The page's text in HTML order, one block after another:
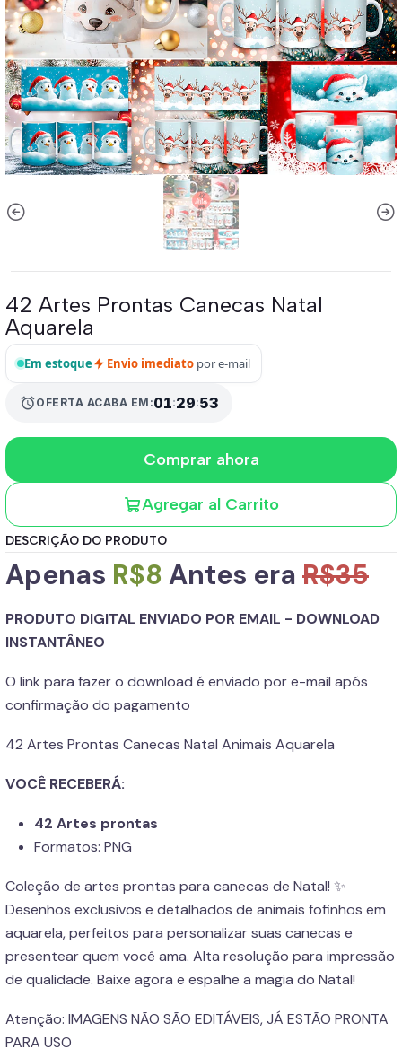
42 Artes Prontas Canecas Natal
Aquarela
Em estoque Envio imediato por e-mail
alarmOFERTA ACABA EM:01:29:52
Agregar al Carrito
Comprar ahora
DESCRIÇÃO DO PRODUTO
Apenas R$8 Antes era R$35
PRODUTO DIGITAL ENVIADO POR EMAIL - DOWNLOAD
INSTANTÂNEO
O link para fazer o download é enviado por e-mail após
confirmação do pagamento
42 Artes Prontas Canecas Natal Animais Aquarela
VOCÊ RECEBERÁ:
42 Artes prontas
Formatos: PNG
Coleção de artes prontas para canecas de Natal! ✨
Desenhos exclusivos e detalhados de animais fofinhos em
aquarela, perfeitos para personalizar suas canecas e
presentear quem você ama. Alta resolução para impressão
de qualidade. Baixe agora e espalhe a magia do Natal!
Atenção: IMAGENS NÃO SÃO EDITÁVEIS, JÁ ESTÃO PRONTA
PARA USO